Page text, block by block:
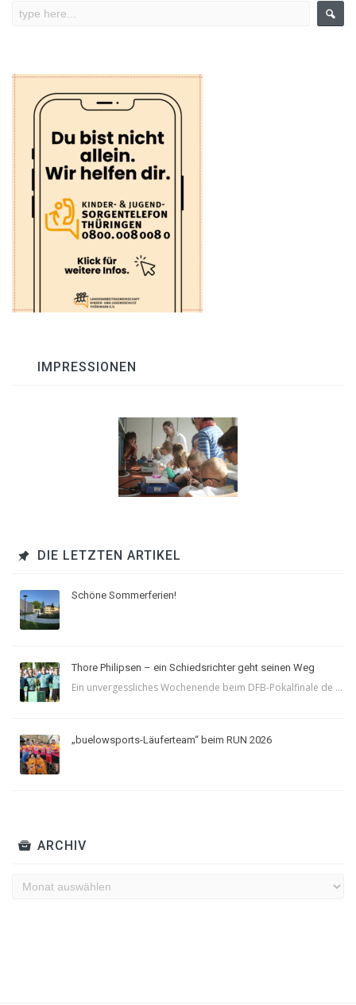
IMPRESSIONEN
DIE LETZTEN ARTIKEL
Schöne Sommerferien!
Thore Philipsen – ein Schiedsrichter geht seinen Weg
Ein unvergessliches Wochenende beim DFB-Pokalfinale de ...
„buelowsports-Läuferteam“ beim RUN 2026
ARCHIV
Archiv